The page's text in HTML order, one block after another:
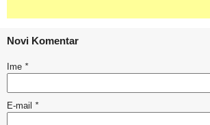
Novi Komentar
Ime *
E-mail *